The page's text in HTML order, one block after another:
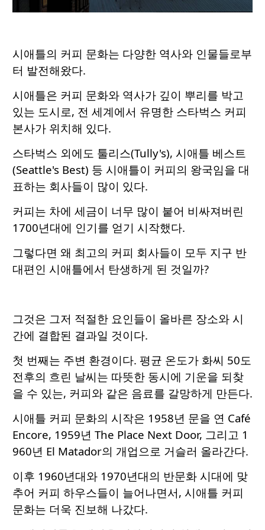
시애틀의 커피 문화는 다양한 역사와 인물들로부
터 발전해왔다.
시애틀은 커피 문화와 역사가 깊이 뿌리를 박고
있는 도시로, 전 세계에서 유명한 스타벅스 커피
본사가 위치해 있다.
스타벅스 외에도 툴리스(Tully's), 시애틀 베스트
(Seattle's Best) 등 시애틀이 커피의 왕국임을 대
표하는 회사들이 많이 있다.
커피는 차에 세금이 너무 많이 붙어 비싸져버린
1700년대에 인기를 얻기 시작했다.
그렇다면 왜 최고의 커피 회사들이 모두 지구 반
대편인 시애틀에서 탄생하게 된 것일까?
그것은 그저 적절한 요인들이 올바른 장소와 시
간에 결합된 결과일 것이다.
첫 번째는 주변 환경이다. 평균 온도가 화씨 50도
전후의 흐린 날씨는 따뜻한 동시에 기운을 되찾
을 수 있는, 커피와 같은 음료를 갈망하게 만든다.
시애틀 커피 문화의 시작은 1958년 문을 연 Café
Encore, 1959년 The Place Next Door, 그리고 1
960년 El Matador의 개업으로 거슬러 올라간다.
이후 1960년대와 1970년대의 반문화 시대에 맞
추어 커피 하우스들이 늘어나면서, 시애틀 커피
문화는 더욱 진보해 나갔다.